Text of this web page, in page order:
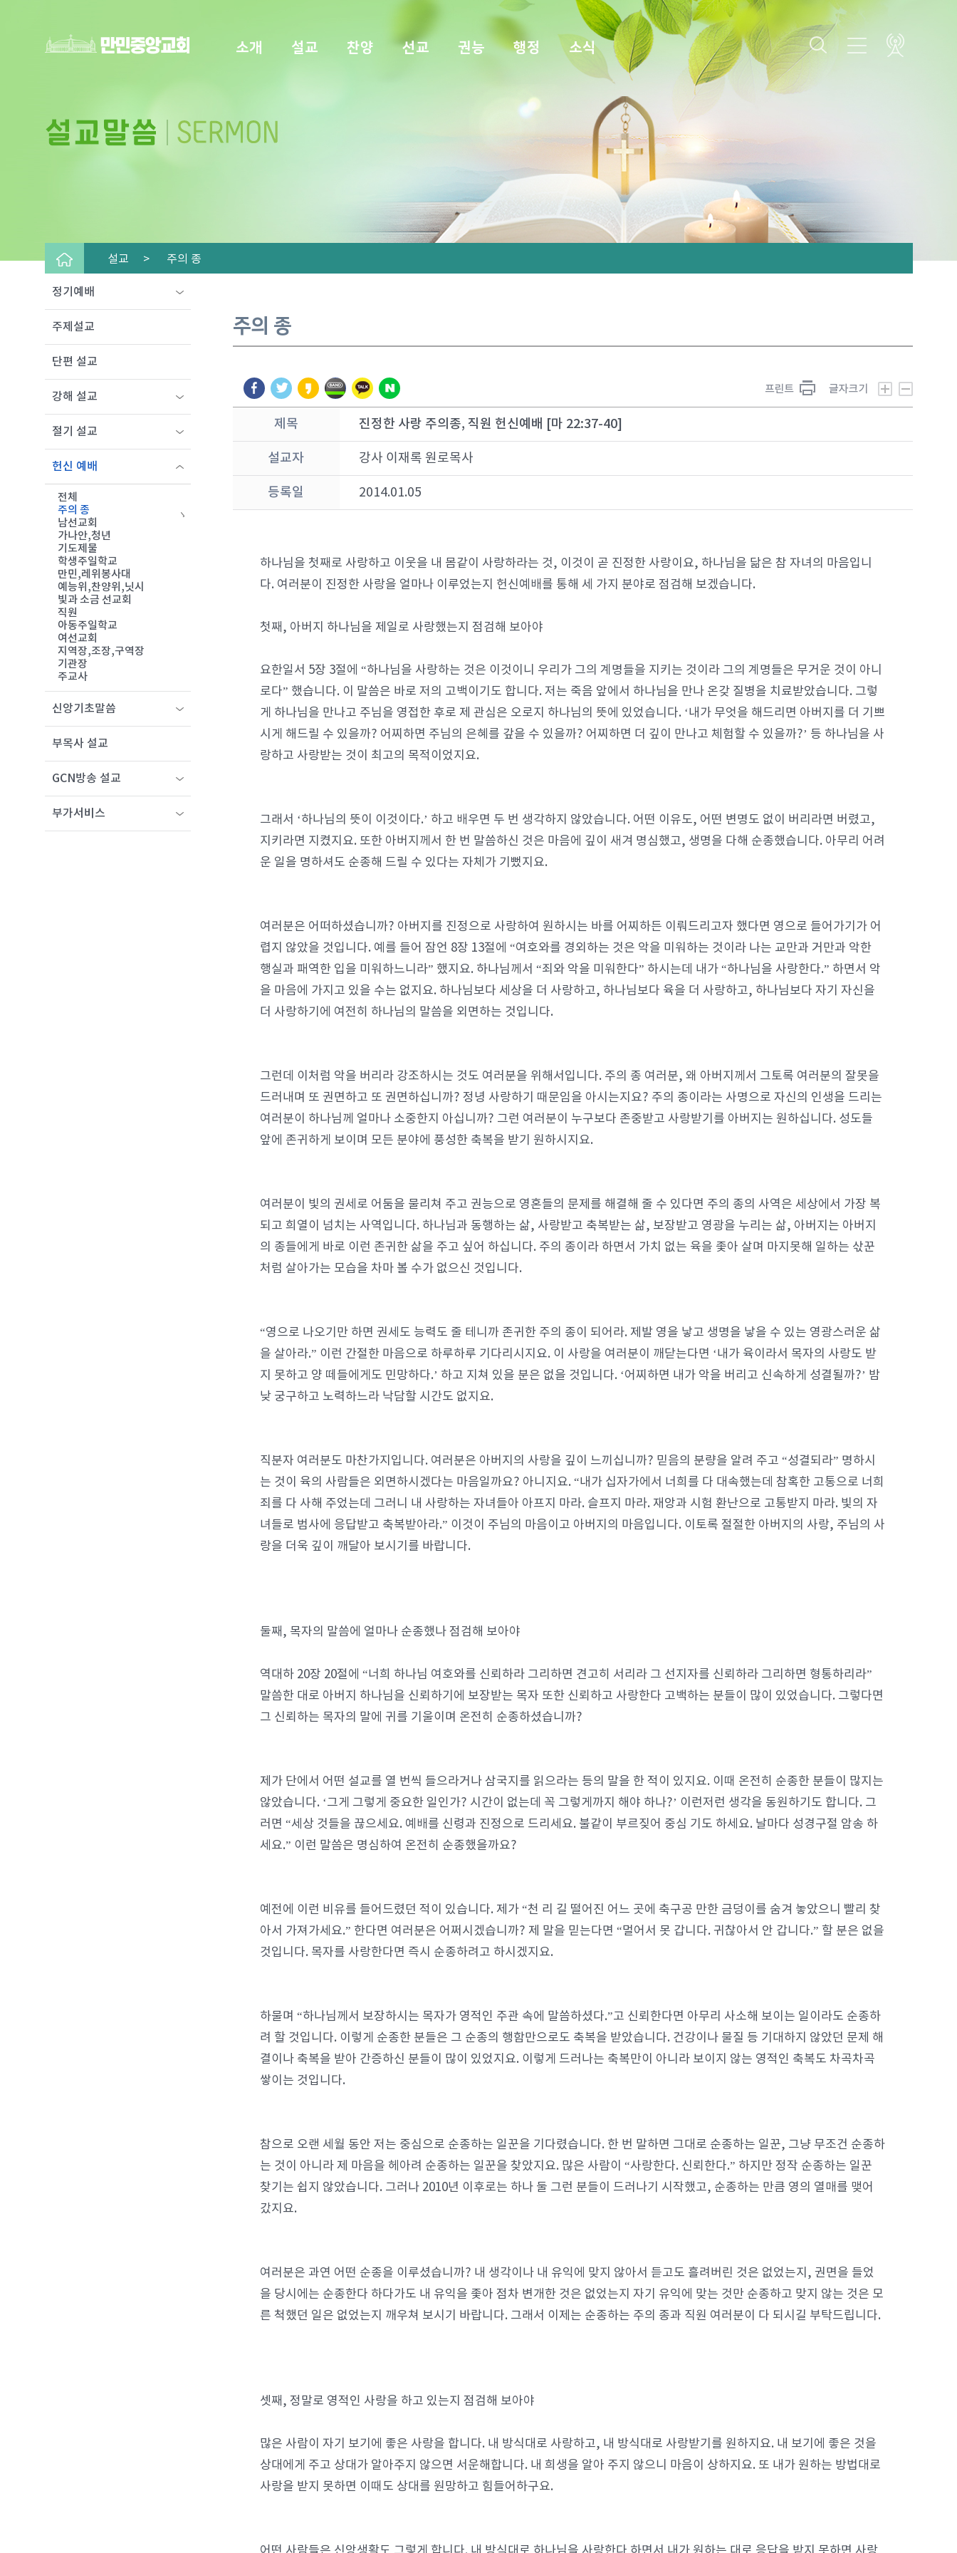
소개 설교 찬양 선교 권능 행정 소식
설교 > 주의 종
주의 종
제목 진정한 사랑 주의종, 직원 헌신예배 [마 22:37-40]
설교자 강사 이재록 원로목사
등록일 2014.01.05
하나님을 첫째로 사랑하고 이웃을 내 몸같이 사랑하라는 것, 이것이 곧 진정한 사랑이요, 하나님을 닮은 참 자녀의 마음입니
다. 여러분이 진정한 사랑을 얼마나 이루었는지 헌신예배를 통해 세 가지 분야로 점검해 보겠습니다.
첫째, 아버지 하나님을 제일로 사랑했는지 점검해 보아야
요한일서 5장 3절에 “하나님을 사랑하는 것은 이것이니 우리가 그의 계명들을 지키는 것이라 그의 계명들은 무거운 것이 아니
로다” 했습니다. 이 말씀은 바로 저의 고백이기도 합니다. 저는 죽음 앞에서 하나님을 만나 온갖 질병을 치료받았습니다. 그렇
게 하나님을 만나고 주님을 영접한 후로 제 관심은 오로지 하나님의 뜻에 있었습니다. ‘내가 무엇을 해드리면 아버지를 더 기쁘
시게 해드릴 수 있을까? 어찌하면 주님의 은혜를 갚을 수 있을까? 어찌하면 더 깊이 만나고 체험할 수 있을까?’ 등 하나님을 사
랑하고 사랑받는 것이 최고의 목적이었지요.
그래서 ‘하나님의 뜻이 이것이다.’ 하고 배우면 두 번 생각하지 않았습니다. 어떤 이유도, 어떤 변명도 없이 버리라면 버렸고,
지키라면 지켰지요. 또한 아버지께서 한 번 말씀하신 것은 마음에 깊이 새겨 명심했고, 생명을 다해 순종했습니다. 아무리 어려
운 일을 명하셔도 순종해 드릴 수 있다는 자체가 기뻤지요.
여러분은 어떠하셨습니까? 아버지를 진정으로 사랑하여 원하시는 바를 어찌하든 이뤄드리고자 했다면 영으로 들어가기가 어
렵지 않았을 것입니다. 예를 들어 잠언 8장 13절에 “여호와를 경외하는 것은 악을 미워하는 것이라 나는 교만과 거만과 악한
행실과 패역한 입을 미워하느니라” 했지요. 하나님께서 “죄와 악을 미워한다” 하시는데 내가 “하나님을 사랑한다.” 하면서 악
을 마음에 가지고 있을 수는 없지요. 하나님보다 세상을 더 사랑하고, 하나님보다 육을 더 사랑하고, 하나님보다 자기 자신을
더 사랑하기에 여전히 하나님의 말씀을 외면하는 것입니다.
그런데 이처럼 악을 버리라 강조하시는 것도 여러분을 위해서입니다. 주의 종 여러분, 왜 아버지께서 그토록 여러분의 잘못을
드러내며 또 권면하고 또 권면하십니까? 정녕 사랑하기 때문임을 아시는지요? 주의 종이라는 사명으로 자신의 인생을 드리는
여러분이 하나님께 얼마나 소중한지 아십니까? 그런 여러분이 누구보다 존중받고 사랑받기를 아버지는 원하십니다. 성도들
앞에 존귀하게 보이며 모든 분야에 풍성한 축복을 받기 원하시지요.
여러분이 빛의 권세로 어둠을 물리쳐 주고 권능으로 영혼들의 문제를 해결해 줄 수 있다면 주의 종의 사역은 세상에서 가장 복
되고 희열이 넘치는 사역입니다. 하나님과 동행하는 삶, 사랑받고 축복받는 삶, 보장받고 영광을 누리는 삶, 아버지는 아버지
의 종들에게 바로 이런 존귀한 삶을 주고 싶어 하십니다. 주의 종이라 하면서 가치 없는 육을 좇아 살며 마지못해 일하는 삯꾼
처럼 살아가는 모습을 차마 볼 수가 없으신 것입니다.
“영으로 나오기만 하면 권세도 능력도 줄 테니까 존귀한 주의 종이 되어라. 제발 영을 낳고 생명을 낳을 수 있는 영광스러운 삶
을 살아라.” 이런 간절한 마음으로 하루하루 기다리시지요. 이 사랑을 여러분이 깨닫는다면 ‘내가 육이라서 목자의 사랑도 받
지 못하고 양 떼들에게도 민망하다.’ 하고 지쳐 있을 분은 없을 것입니다. ‘어찌하면 내가 악을 버리고 신속하게 성결될까?’ 밤
낮 궁구하고 노력하느라 낙담할 시간도 없지요.
직분자 여러분도 마찬가지입니다. 여러분은 아버지의 사랑을 깊이 느끼십니까? 믿음의 분량을 알려 주고 “성결되라” 명하시
는 것이 육의 사람들은 외면하시겠다는 마음일까요? 아니지요. “내가 십자가에서 너희를 다 대속했는데 참혹한 고통으로 너희
죄를 다 사해 주었는데 그러니 내 사랑하는 자녀들아 아프지 마라. 슬프지 마라. 재앙과 시험 환난으로 고통받지 마라. 빛의 자
녀들로 범사에 응답받고 축복받아라.” 이것이 주님의 마음이고 아버지의 마음입니다. 이토록 절절한 아버지의 사랑, 주님의 사
랑을 더욱 깊이 깨달아 보시기를 바랍니다.
둘째, 목자의 말씀에 얼마나 순종했나 점검해 보아야
역대하 20장 20절에 “너희 하나님 여호와를 신뢰하라 그리하면 견고히 서리라 그 선지자를 신뢰하라 그리하면 형통하리라”
말씀한 대로 아버지 하나님을 신뢰하기에 보장받는 목자 또한 신뢰하고 사랑한다 고백하는 분들이 많이 있었습니다. 그렇다면
그 신뢰하는 목자의 말에 귀를 기울이며 온전히 순종하셨습니까?
제가 단에서 어떤 설교를 열 번씩 들으라거나 삼국지를 읽으라는 등의 말을 한 적이 있지요. 이때 온전히 순종한 분들이 많지는
않았습니다. ‘그게 그렇게 중요한 일인가? 시간이 없는데 꼭 그렇게까지 해야 하나?’ 이런저런 생각을 동원하기도 합니다. 그
러면 “세상 것들을 끊으세요. 예배를 신령과 진정으로 드리세요. 불같이 부르짖어 중심 기도 하세요. 날마다 성경구절 암송 하
세요.” 이런 말씀은 명심하여 온전히 순종했을까요?
예전에 이런 비유를 들어드렸던 적이 있습니다. 제가 “천 리 길 떨어진 어느 곳에 축구공 만한 금덩이를 숨겨 놓았으니 빨리 찾
아서 가져가세요.” 한다면 여러분은 어쩌시겠습니까? 제 말을 믿는다면 “멀어서 못 갑니다. 귀찮아서 안 갑니다.” 할 분은 없을
것입니다. 목자를 사랑한다면 즉시 순종하려고 하시겠지요.
하물며 “하나님께서 보장하시는 목자가 영적인 주관 속에 말씀하셨다.”고 신뢰한다면 아무리 사소해 보이는 일이라도 순종하
려 할 것입니다. 이렇게 순종한 분들은 그 순종의 행함만으로도 축복을 받았습니다. 건강이나 물질 등 기대하지 않았던 문제 해
결이나 축복을 받아 간증하신 분들이 많이 있었지요. 이렇게 드러나는 축복만이 아니라 보이지 않는 영적인 축복도 차곡차곡
쌓이는 것입니다.
참으로 오랜 세월 동안 저는 중심으로 순종하는 일꾼을 기다렸습니다. 한 번 말하면 그대로 순종하는 일꾼, 그냥 무조건 순종하
는 것이 아니라 제 마음을 헤아려 순종하는 일꾼을 찾았지요. 많은 사람이 “사랑한다. 신뢰한다.” 하지만 정작 순종하는 일꾼
찾기는 쉽지 않았습니다. 그러나 2010년 이후로는 하나 둘 그런 분들이 드러나기 시작했고, 순종하는 만큼 영의 열매를 맺어
갔지요.
여러분은 과연 어떤 순종을 이루셨습니까? 내 생각이나 내 유익에 맞지 않아서 듣고도 흘려버린 것은 없었는지, 권면을 들었
을 당시에는 순종한다 하다가도 내 유익을 좇아 점차 변개한 것은 없었는지 자기 유익에 맞는 것만 순종하고 맞지 않는 것은 모
른 척했던 일은 없었는지 깨우쳐 보시기 바랍니다. 그래서 이제는 순종하는 주의 종과 직원 여러분이 다 되시길 부탁드립니다.
셋째, 정말로 영적인 사랑을 하고 있는지 점검해 보아야
많은 사람이 자기 보기에 좋은 사랑을 합니다. 내 방식대로 사랑하고, 내 방식대로 사랑받기를 원하지요. 내 보기에 좋은 것을
상대에게 주고 상대가 알아주지 않으면 서운해합니다. 내 희생을 알아 주지 않으니 마음이 상하지요. 또 내가 원하는 방법대로
사랑을 받지 못하면 이때도 상대를 원망하고 힘들어하구요.
정기예배
주제설교
단편 설교
강해 설교
절기 설교
헌신 예배
전체
주의 종
남선교회
가나안,청년
기도제물
학생주일학교
만민,레위봉사대
예능위,찬양위,닛시
빛과 소금 선교회
직원
아동주일학교
여선교회
지역장,조장,구역장
기관장
주교사
신앙기초말씀
부목사 설교
GCN방송 설교
부가서비스